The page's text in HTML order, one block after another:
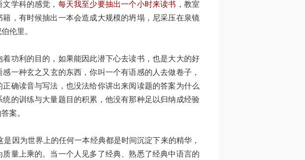
学科的感觉， 每天我至少要抽出一个小时来读书 ，教室
，有时候抽出一本会造成大规模的坍塌，尼采压在泉镜
伦里。
功利的目的，如果能因此潜下心去读书，也是大大的好
感一种玄之又玄的东西，你叫一个有语感的人去做卷子，
确读音与写法，也没法给你讲出来阅读题的答案为什么
的训练与大量题目的积累，他没有那种足以归纳成经验
案。
为世界上的任何一本经典都是时间沉淀下来的精华，
量上乘的。当一个人见多了经典、熟悉了经典中语言的